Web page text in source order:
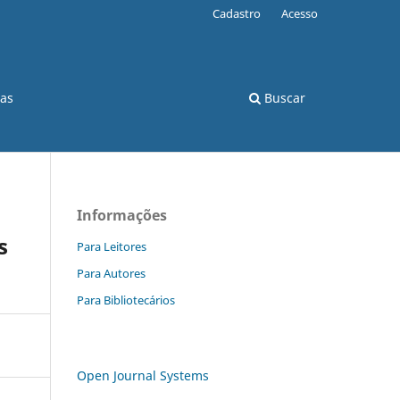
Buscar
Cadastro Acesso
Informações
Para Leitores
Para Autores
Para Bibliotecários
Open Journal Systems